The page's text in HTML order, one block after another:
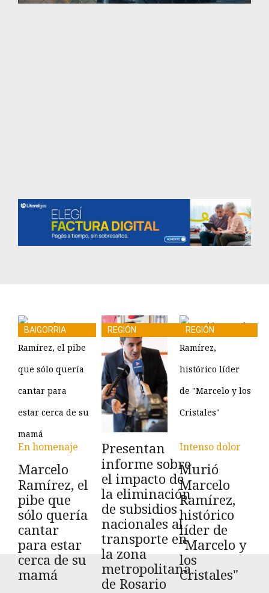
En homenaje
Marcelo
Ramírez, el
pibe que
sólo quería
cantar
para estar
cerca de su
mamá
BAIGORRIA
Presentan
informe sobre
el impacto de
la eliminación
de subsidios
nacionales al
transporte en
la zona
metropolitana
de Rosario
REGIÓN
Intenso dolor
Murió
Marcelo
Ramírez,
histórico
líder de
"Marcelo y
los
Cristales"
REGIÓN